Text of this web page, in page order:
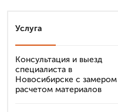
Услуга
Консультация и выезд
специалиста в
Новосибирске с
расчетом материалов